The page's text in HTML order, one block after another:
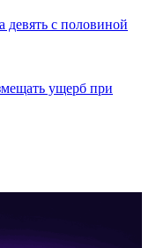
девять с половиной
ущерб при